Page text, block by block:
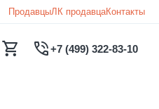
ПродавцыЛК продавцаКонтакты
+7 (499) 322-83-10